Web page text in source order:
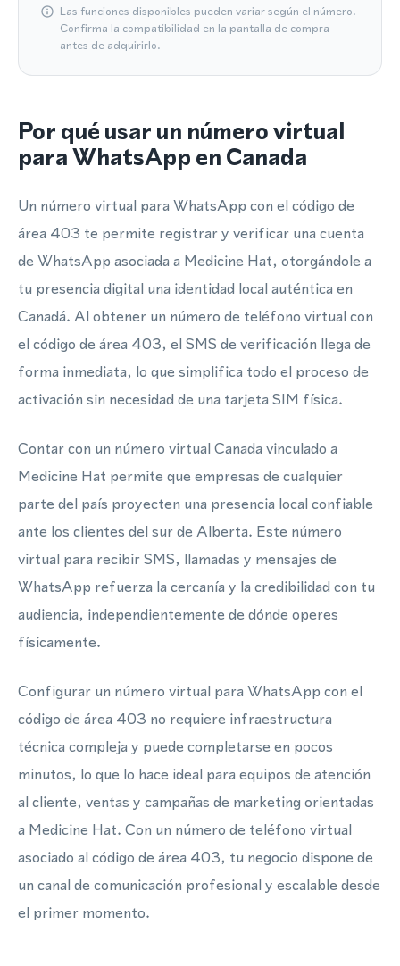
Las funciones disponibles pueden variar según el número.
Confirma la compatibilidad en la pantalla de compra
antes de adquirirlo.
Por qué usar un número virtual
para WhatsApp en Canada
Un número virtual para WhatsApp con el código de
área 403 te permite registrar y verificar una cuenta
de WhatsApp asociada a Medicine Hat, otorgándole a
tu presencia digital una identidad local auténtica en
Canadá. Al obtener un número de teléfono virtual con
el código de área 403, el SMS de verificación llega de
forma inmediata, lo que simplifica todo el proceso de
activación sin necesidad de una tarjeta SIM física.
Contar con un número virtual Canada vinculado a
Medicine Hat permite que empresas de cualquier
parte del país proyecten una presencia local confiable
ante los clientes del sur de Alberta. Este número
virtual para recibir SMS, llamadas y mensajes de
WhatsApp refuerza la cercanía y la credibilidad con tu
audiencia, independientemente de dónde operes
físicamente.
Configurar un número virtual para WhatsApp con el
código de área 403 no requiere infraestructura
técnica compleja y puede completarse en pocos
minutos, lo que lo hace ideal para equipos de atención
al cliente, ventas y campañas de marketing orientadas
a Medicine Hat. Con un número de teléfono virtual
asociado al código de área 403, tu negocio dispone de
un canal de comunicación profesional y escalable desde
el primer momento.